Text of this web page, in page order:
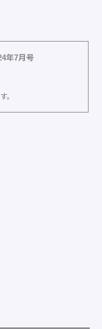
年7月号
。